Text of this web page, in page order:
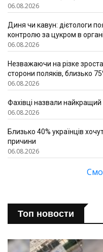
06.08.2026
Диня чи кавун: дієтологи
контролю за цукром в
06.08.2026
Незважаючи на різке
сторони поляків, близько
06.08.2026
Фахівці назвали
06.08.2026
Близько 40% українців
причини
06.08.2026
Топ новости